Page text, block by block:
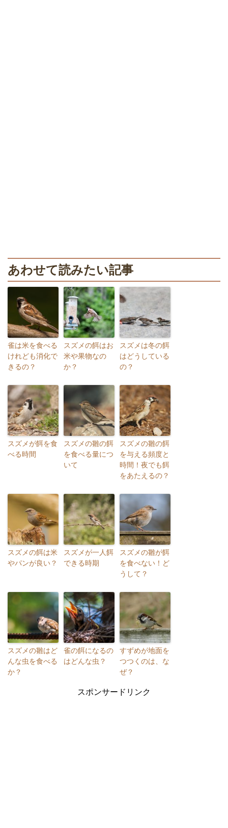
あわせて読みたい記事
雀は米を食べる
けれども消化で
きるの？
スズメの餌はお
米や果物なの
か？
スズメは冬の餌
はどうしている
の？
スズメが餌を食
べる時間
スズメの雛の餌
を食べる量につ
いて
スズメの雛の餌
を与える頻度と
時間！夜でも餌
をあたえるの？
スズメの餌は米
やパンが良い？
スズメが一人餌
できる時期
スズメの雛が餌
を食べない！ど
うして？
スズメの雛はど
んな虫を食べる
か？
雀の餌になるの
はどんな虫？
すずめが地面を
つつくのは、な
ぜ？
スポンサードリンク